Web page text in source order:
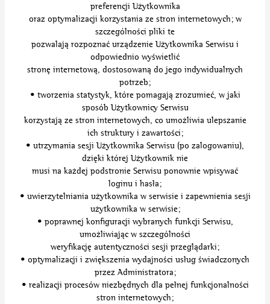
preferencji Użytkownika
oraz optymalizacji korzystania ze stron internetowych; w
szczególności pliki te
pozwalają rozpoznać urządzenie Użytkownika Serwisu i
odpowiednio wyświetlić
stronę internetową, dostosowaną do jego indywidualnych
potrzeb;
• tworzenia statystyk, które pomagają zrozumieć, w jaki
sposób Użytkownicy Serwisu
korzystają ze stron internetowych, co umożliwia ulepszanie
ich struktury i zawartości;
• utrzymania sesji Użytkownika Serwisu (po zalogowaniu),
dzięki której Użytkownik nie
musi na każdej podstronie Serwisu ponownie wpisywać
loginu i hasła;
• uwierzytelniania użytkownika w serwisie i zapewnienia sesji
użytkownika w serwisie;
• poprawnej konfiguracji wybranych funkcji Serwisu,
umożliwiając w szczególności
weryfikację autentyczności sesji przeglądarki;
• optymalizacji i zwiększenia wydajności usług świadczonych
przez Administratora;
• realizacji procesów niezbędnych dla pełnej funkcjonalności
stron internetowych;